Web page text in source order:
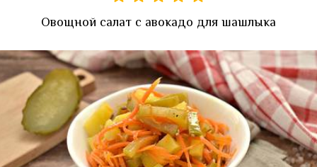
Овощной салат с авокадо для шашлыка